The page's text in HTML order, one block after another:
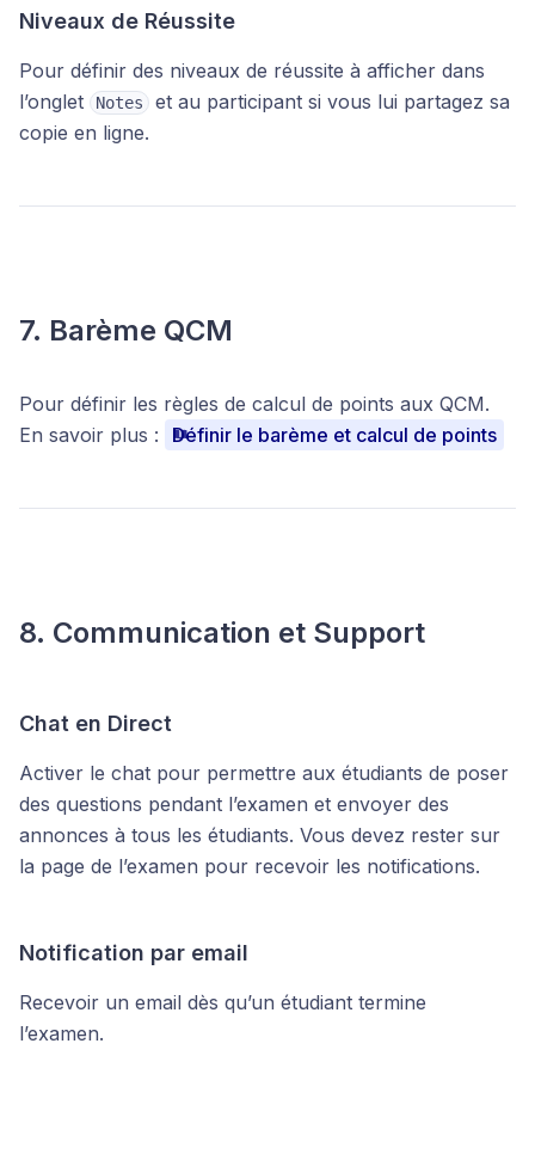
Niveaux de Réussite
Pour définir des niveaux de réussite à afficher dans
l’onglet
Notes
et au participant si vous lui partagez sa
copie en ligne.
7. Barème QCM
Pour définir les règles de calcul de points aux QCM.
En savoir plus :
Définir le barème et calcul de points
8. Communication et Support
Chat en Direct
Activer le chat pour permettre aux étudiants de poser
des questions pendant l’examen et envoyer des
annonces à tous les étudiants. Vous devez rester sur
la page de l’examen pour recevoir les notifications.
Notification par email
Recevoir un email dès qu’un étudiant termine
l’examen.